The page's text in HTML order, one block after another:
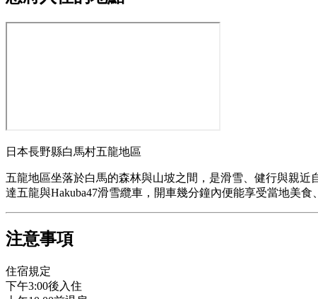
日本長野縣白馬村五龍地區
五龍地區坐落於白馬的森林與山坡之間，是滑雪、健行與親
達五龍與Hakuba47滑雪纜車，開車幾分鐘內便能享受當地美
注意事項
住宿規定
下午3:00後入住